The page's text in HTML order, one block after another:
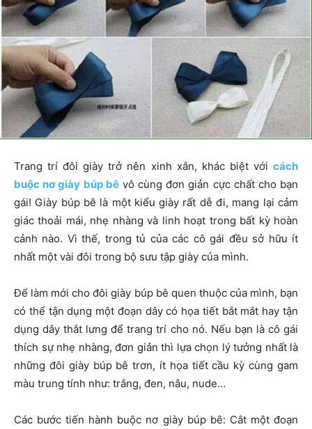
Trang trí đôi giày trở nên xinh xắn, khác biệt với cách
buộc nơ giày búp bêvô cùng đơn giản cực chất cho bạn
gái! Giày búp bê là một kiểu giày rất dễ đi, mang lại cảm
giác thoải mái, nhẹ nhàng và linh hoạt trong bất kỳ hoàn
cảnh nào. Vì thế, trong tủ của các cô gái đều sở hữu ít
nhất một vài đôi trong bộ sưu tập giày của mình.
Để làm mới cho đôi giày búp bê quen thuộc của mình, bạn
có thể tận dụng một đoạn dây có họa tiết bắt mắt hay tận
dụng dây thắt lưng để trang trí cho nó. Nếu bạn là cô gái
thích sự nhẹ nhàng, đơn giản thì lựa chọn lý tưởng nhất là
những đôi giày búp bê trơn, ít họa tiết cầu kỳ cùng gam
màu trung tính như: trắng, đen, nâu, nude…
Các bước tiến hành buộc nơ giày búp bê: Cắt một đoạn